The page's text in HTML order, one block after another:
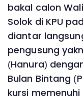
bakal calon
Solok di KPU
diantar
pengusung
(Hanura)
Bulan Bintang
kursi